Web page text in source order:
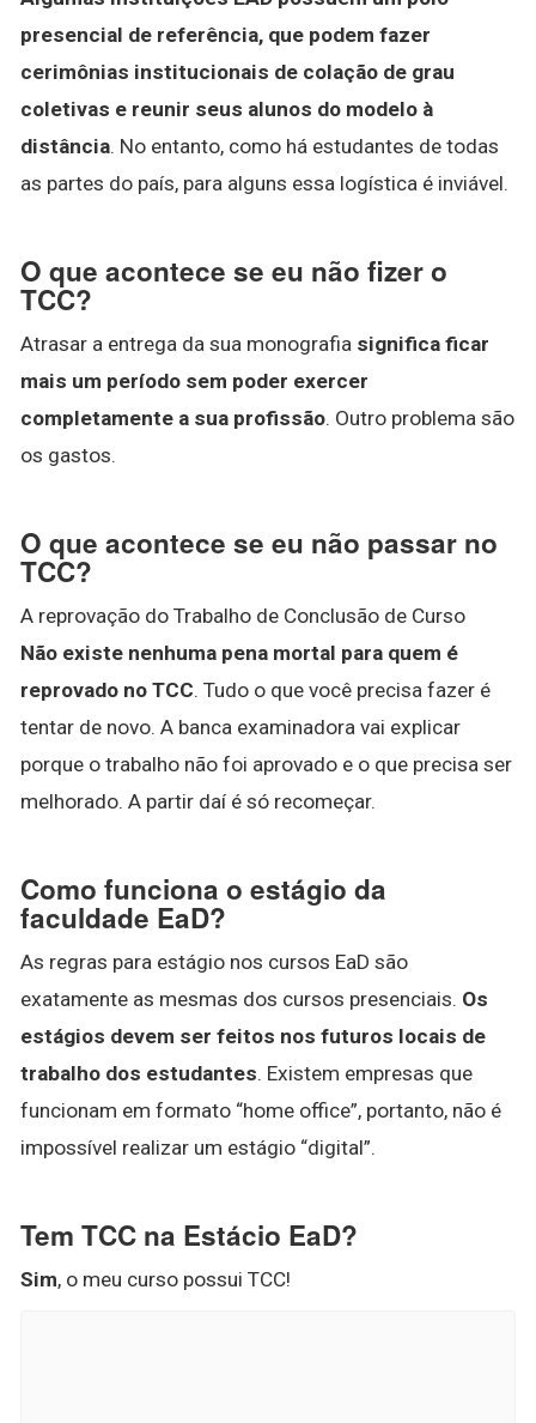
presencial de referência, que podem fazer
cerimônias institucionais de colação de grau
coletivas e reunir seus alunos do modelo à
distância. No entanto, como há estudantes de todas
as partes do país, para alguns essa logística é inviável.
O que acontece se eu não fizer o
TCC?
Atrasar a entrega da sua monografia significa ficar
mais um período sem poder exercer
completamente a sua profissão. Outro problema são
os gastos.
O que acontece se eu não passar no
TCC?
A reprovação do Trabalho de Conclusão de Curso
Não existe nenhuma pena mortal para quem é
reprovado no TCC. Tudo o que você precisa fazer é
tentar de novo. A banca examinadora vai explicar
porque o trabalho não foi aprovado e o que precisa ser
melhorado. A partir daí é só recomeçar.
Como funciona o estágio da
faculdade EaD?
As regras para estágio nos cursos EaD são
exatamente as mesmas dos cursos presenciais. Os
estágios devem ser feitos nos futuros locais de
trabalho dos estudantes. Existem empresas que
funcionam em formato “home office”, portanto, não é
impossível realizar um estágio “digital”.
Tem TCC na Estácio EaD?
Sim, o meu curso possui TCC!